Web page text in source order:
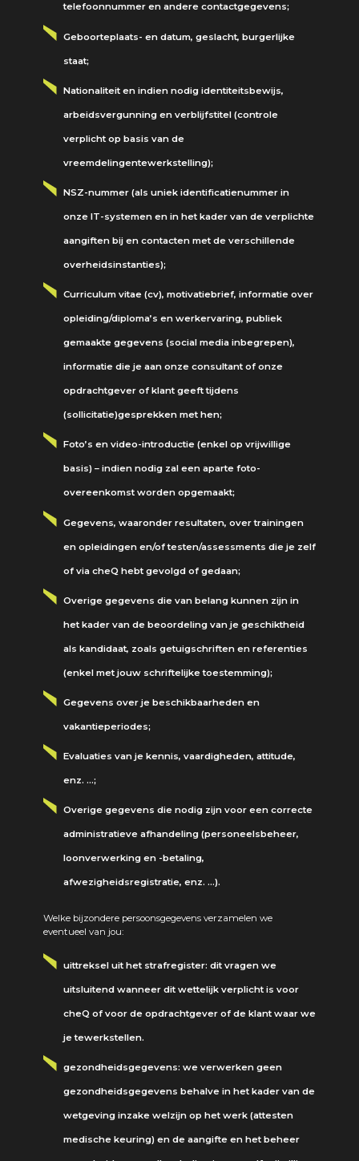
telefoonnummer en andere contactgegevens;
Geboorteplaats- en datum, geslacht, burgerlijke
staat;
Nationaliteit en indien nodig identiteitsbewijs,
arbeidsvergunning en verblijfstitel (controle
verplicht op basis van de
vreemdelingentewerkstelling);
NSZ-nummer (als uniek identificatienummer in
onze IT-systemen en in het kader van de verplichte
aangiften bij en contacten met de verschillende
overheidsinstanties);
Curriculum vitae (cv), motivatiebrief, informatie over
opleiding/diploma’s en werkervaring, publiek
gemaakte gegevens (social media inbegrepen),
informatie die je aan onze consultant of onze
opdrachtgever of klant geeft tijdens
(sollicitatie)gesprekken met hen;
Foto’s en video-introductie (enkel op vrijwillige
basis) – indien nodig zal een aparte foto-
overeenkomst worden opgemaakt;
Gegevens, waaronder resultaten, over trainingen
en opleidingen en/of testen/assessments die je zelf
of via cheQ hebt gevolgd of gedaan;
Overige gegevens die van belang kunnen zijn in
het kader van de beoordeling van je geschiktheid
als kandidaat, zoals getuigschriften en referenties
(enkel met jouw schriftelijke toestemming);
Gegevens over je beschikbaarheden en
vakantieperiodes;
Evaluaties van je kennis, vaardigheden, attitude,
enz. …;
Overige gegevens die nodig zijn voor een correcte
administratieve afhandeling (personeelsbeheer,
loonverwerking en -betaling,
afwezigheidsregistratie, enz. …).
Welke bijzondere persoonsgegevens verzamelen we
eventueel van jou:
uittreksel uit het strafregister: dit vragen we
uitsluitend wanneer dit wettelijk verplicht is voor
cheQ of voor de opdrachtgever of de klant waar we
je tewerkstellen.
gezondheidsgegevens: we verwerken geen
gezondheidsgegevens behalve in het kader van de
wetgeving inzake welzijn op het werk (attesten
medische keuring) en de aangifte en het beheer